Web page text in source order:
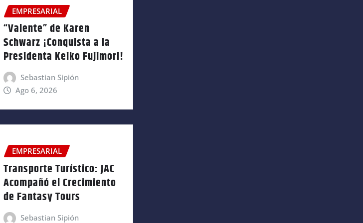
EMPRESARIAL
“Valente” de Karen
Schwarz ¡Conquista a la
Presidenta Keiko Fujimori!
Sebastian Sipión
Ago 6, 2026
EMPRESARIAL
Transporte Turístico: JAC
Acompañó el Crecimiento
de Fantasy Tours
Sebastian Sipión